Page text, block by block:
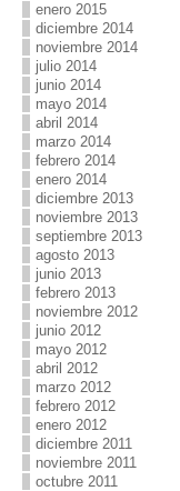
enero 2015
diciembre 2014
noviembre 2014
julio 2014
junio 2014
mayo 2014
abril 2014
marzo 2014
febrero 2014
enero 2014
diciembre 2013
noviembre 2013
septiembre 2013
agosto 2013
junio 2013
febrero 2013
noviembre 2012
junio 2012
mayo 2012
abril 2012
marzo 2012
febrero 2012
enero 2012
diciembre 2011
noviembre 2011
octubre 2011